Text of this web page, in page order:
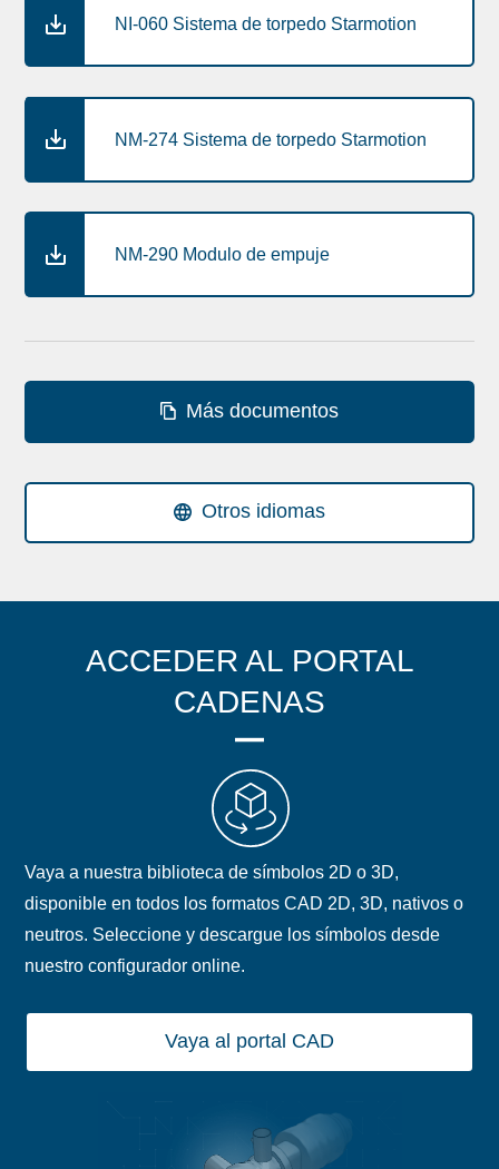
NI-060 Sistema de torpedo Starmotion
NM-274 Sistema de torpedo Starmotion
NM-290 Modulo de empuje
Más documentos
Otros idiomas
ACCEDER AL PORTAL
CADENAS
Vaya a nuestra biblioteca de símbolos 2D o 3D,
disponible en todos los formatos CAD 2D, 3D, nativos o
neutros. Seleccione y descargue los símbolos desde
nuestro configurador online.
Vaya al portal CAD